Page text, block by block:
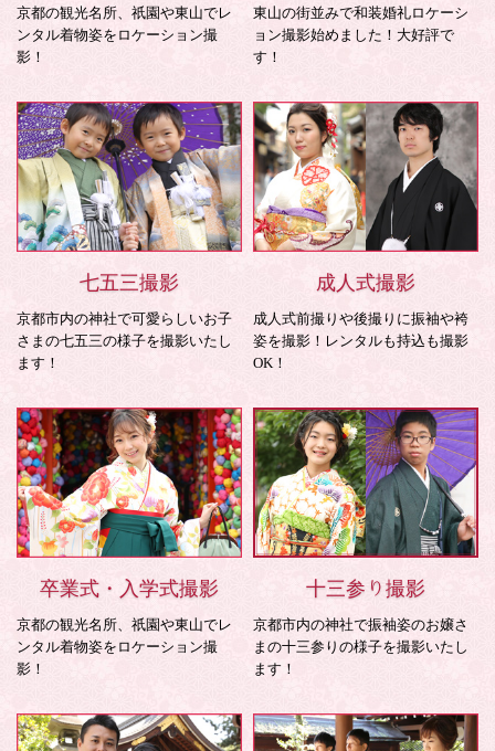
京都の観光名所、祇園や東山でレ
ンタル着物姿をロケーション撮
影！
東山の街並みで和装婚礼ロケーシ
ョン撮影始めました！大好評で
す！
七五三撮影
京都市内の神社で可愛らしいお子
さまの七五三の様子を撮影いたし
ます！
成人式撮影
成人式前撮りや後撮りに振袖や袴
姿を撮影！レンタルも持込も撮影
OK！
卒業式・入学式撮影
京都の観光名所、祇園や東山でレ
ンタル着物姿をロケーション撮
影！
十三参り撮影
京都市内の神社で振袖姿のお嬢さ
まの十三参りの様子を撮影いたし
ます！